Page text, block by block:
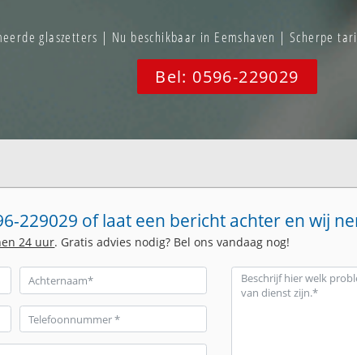
glaszetters | Nu beschikbaar in Eemshaven | Scherpe
Bel: 0596-229029
229029 of laat een bericht achter en wij
24 uur. Gratis advies nodig? Bel ons vandaag nog!